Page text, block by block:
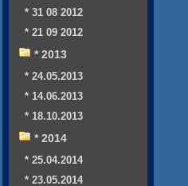
* 31 08 2012
* 21 09 2012
* 2013
* 24.05.2013
* 14.06.2013
* 18.10.2013
* 2014
* 25.04.2014
* 23.05.2014